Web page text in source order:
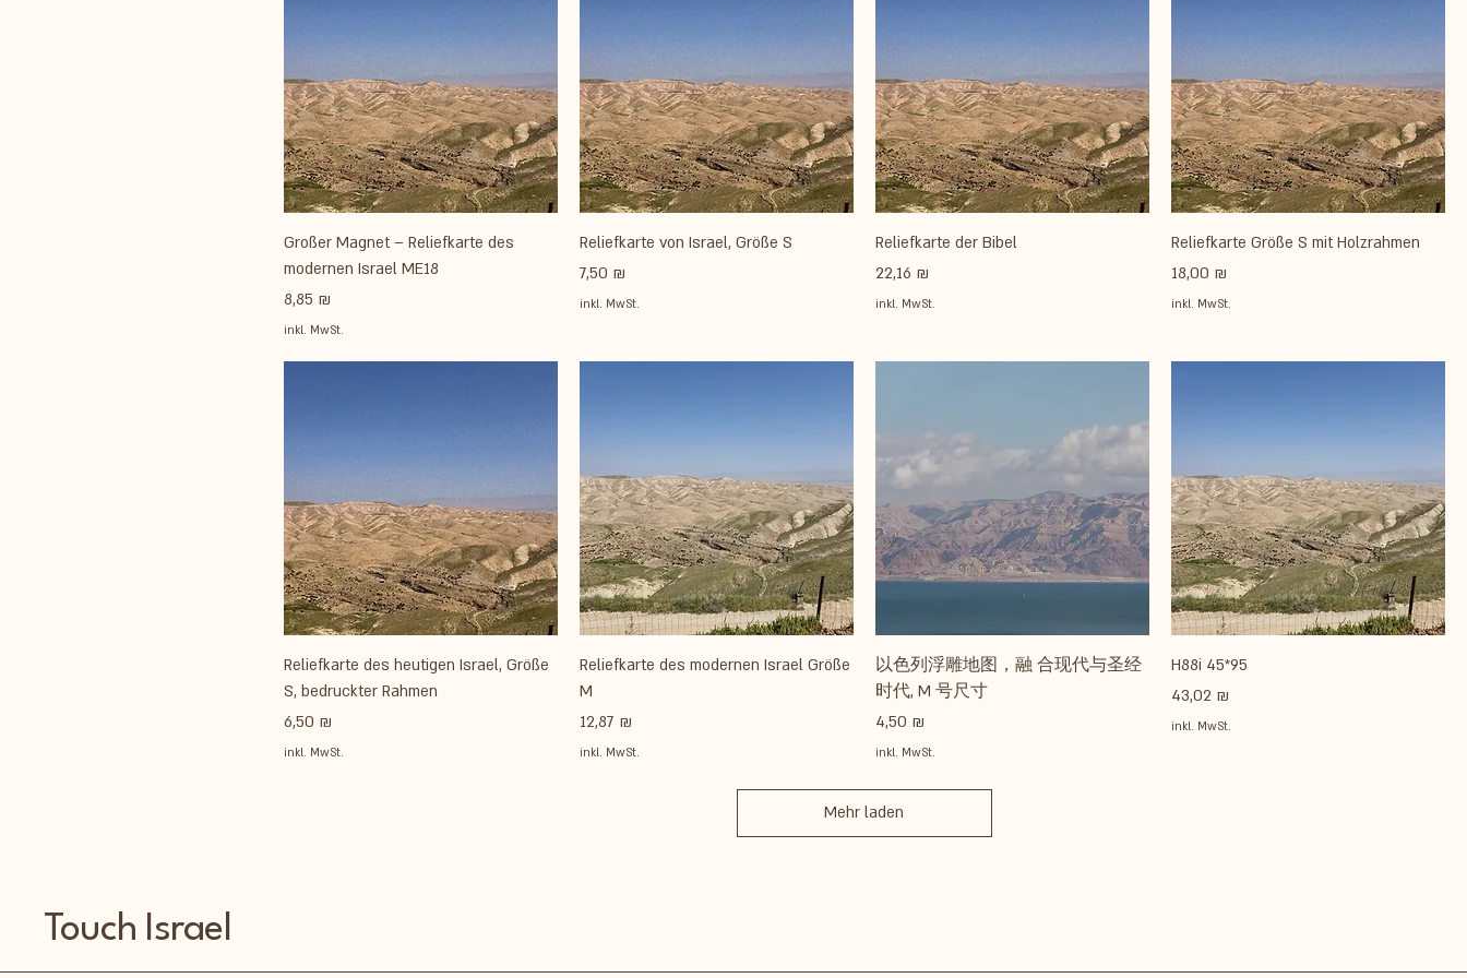
Großer Magnet – Reliefkarte des
modernen Israel ME18
Preis
8,85 ₪
inkl. MwSt.
Reliefkarte von Israel, Größe S
Preis
7,50 ₪
inkl. MwSt.
Reliefkarte der Bibel
Preis
22,16 ₪
inkl. MwSt.
Reliefkarte Größe S mit Holzrahmen
Preis
18,00 ₪
inkl. MwSt.
Reliefkarte des heutigen Israel, Größe
S, bedruckter Rahmen
Preis
6,50 ₪
inkl. MwSt.
Reliefkarte des modernen Israel Größe
M
Preis
12,87 ₪
inkl. MwSt.
以色列浮雕地图，融 合现代与圣经
时代, M 号尺寸
Preis
4,50 ₪
inkl. MwSt.
H88i 45*95
Preis
43,02 ₪
inkl. MwSt.
Mehr laden
Touch Israel